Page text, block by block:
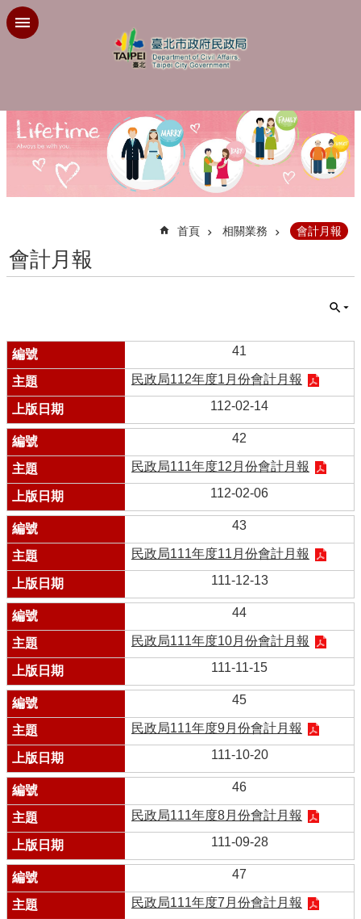
跳到主要內容區塊
首頁 相關業務 會計月報
會計月報
41
民政局112年度1月份會計月報
112-02-14
42
民政局111年度12月份會計月報
112-02-06
43
民政局111年度11月份會計月報
111-12-13
44
民政局111年度10月份會計月報
111-11-15
45
民政局111年度9月份會計月報
111-10-20
46
民政局111年度8月份會計月報
111-09-28
47
民政局111年度7月份會計月報